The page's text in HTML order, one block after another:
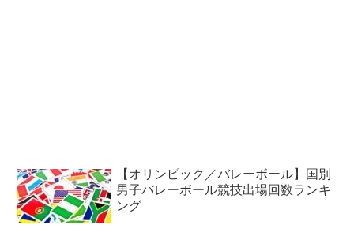
【オリンピック／バレーボール】国別
男子バレーボール競技出場回数ランキ
ング